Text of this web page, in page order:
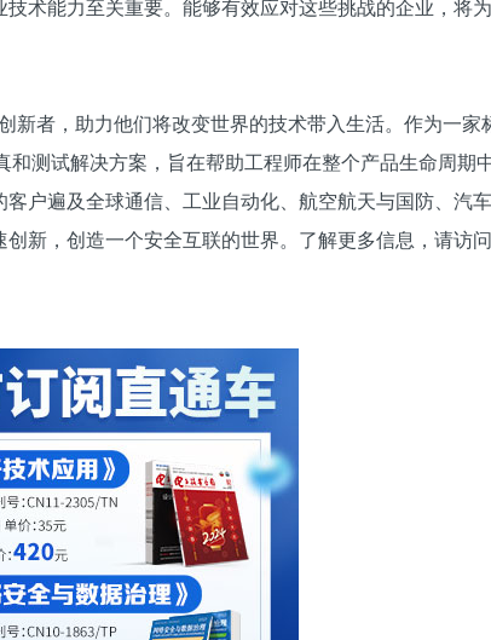
术能力至关重要。能够有效应对这些挑战的企业，将
新者，助力他们将改变世界的技术带入生活。作为一家
测试解决方案，旨在帮助工程师在整个产品生命周期
户遍及全球通信、工业自动化、航空航天与国防、汽
新，创造一个安全互联的世界。了解更多信息，请访